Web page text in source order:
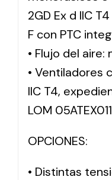
2GD Ex d IIC
F con PTC
• Flujo del
• Ventiladores
IIC T4,
LOM
OPCIONES:
• Distintas